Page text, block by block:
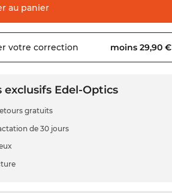
au panier
votre correction moins 29,90 €
exclusifs Edel-Optics
gratuits
de 30 jours